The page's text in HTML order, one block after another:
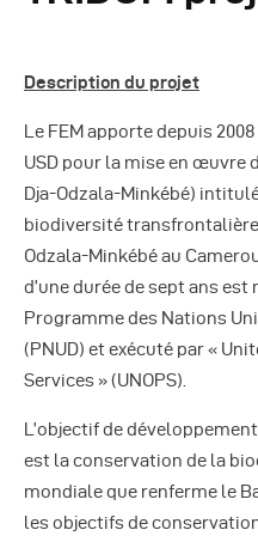
COMIFAC
Réunions
CEFDHAC
Autres
Description du projet
Le FEM apporte depuis
USD pour la mise en œuvre
Dja-Odzala-Minkébé)
biodiversité transfrontalière
Odzala-Minkébé au
d’une durée de sept ans
Programme des Nations
(PNUD) et exécuté par «
Services » (UNOPS).
L’objectif de
est la conservation de la
mondiale que renferme le
les objectifs de